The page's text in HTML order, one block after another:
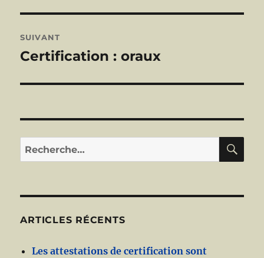
SUIVANT
Publication
Certification : oraux
Recherche
pour :
ARTICLES RÉCENTS
Les attestations de certification sont